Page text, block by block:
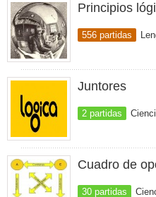
Principios
556 partidas
Juntores
2 partidas
Cuadro de
30 partidas